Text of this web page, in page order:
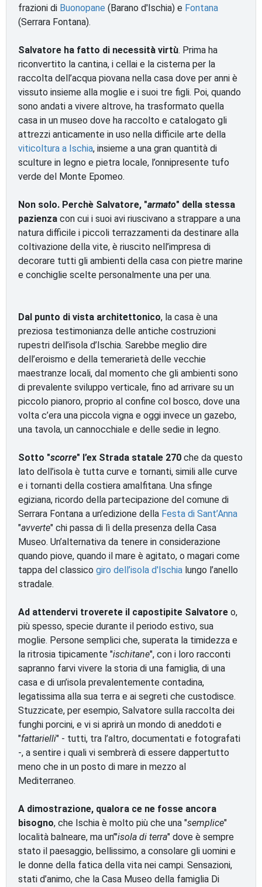
frazioni di Buonopane (Barano d'Ischia) e Fontana
(Serrara Fontana).
Salvatore ha fatto di necessità virtù. Prima ha
riconvertito la cantina, i cellai e la cisterna per la
raccolta dell’acqua piovana nella casa dove per anni è
vissuto insieme alla moglie e i suoi tre figli. Poi, quando
sono andati a vivere altrove, ha trasformato quella
casa in un museo dove ha raccolto e catalogato gli
attrezzi anticamente in uso nella difficile arte della
viticoltura a Ischia, insieme a una gran quantità di
sculture in legno e pietra locale, l’onnipresente tufo
verde del Monte Epomeo.
Non solo. Perchè Salvatore, "armato" della stessa
pazienza con cui i suoi avi riuscivano a strappare a una
natura difficile i piccoli terrazzamenti da destinare alla
coltivazione della vite, è riuscito nell’impresa di
decorare tutti gli ambienti della casa con pietre marine
e conchiglie scelte personalmente una per una.
Dal punto di vista architettonico, la casa è una
preziosa testimonianza delle antiche costruzioni
rupestri dell’isola d’Ischia. Sarebbe meglio dire
dell’eroismo e della temerarietà delle vecchie
maestranze locali, dal momento che gli ambienti sono
di prevalente sviluppo verticale, fino ad arrivare su un
piccolo pianoro, proprio al confine col bosco, dove una
volta c’era una piccola vigna e oggi invece un gazebo,
una tavola, un cannocchiale e delle sedie in legno.
Sotto "scorre" l’ex Strada statale 270 che da questo
lato dell’isola è tutta curve e tornanti, simili alle curve
e i tornanti della costiera amalfitana. Una sfinge
egiziana, ricordo della partecipazione del comune di
Serrara Fontana a un’edizione della Festa di Sant’Anna
"avverte" chi passa di lì della presenza della Casa
Museo. Un’alternativa da tenere in considerazione
quando piove, quando il mare è agitato, o magari come
tappa del classico giro dell’isola d'Ischia lungo l’anello
stradale.
Ad attendervi troverete il capostipite Salvatore o,
più spesso, specie durante il periodo estivo, sua
moglie. Persone semplici che, superata la timidezza e
la ritrosia tipicamente "ischitane", con i loro racconti
sapranno farvi vivere la storia di una famiglia, di una
casa e di un’isola prevalentemente contadina,
legatissima alla sua terra e ai segreti che custodisce.
Stuzzicate, per esempio, Salvatore sulla raccolta dei
funghi porcini, e vi si aprirà un mondo di aneddoti e
"fattarielli" - tutti, tra l’altro, documentati e fotografati
-, a sentire i quali vi sembrerà di essere dappertutto
meno che in un posto di mare in mezzo al
Mediterraneo.
A dimostrazione, qualora ce ne fosse ancora
bisogno, che Ischia è molto più che una "semplice"
località balneare, ma un’"isola di terra" dove è sempre
stato il paesaggio, bellissimo, a consolare gli uomini e
le donne della fatica della vita nei campi. Sensazioni,
stati d’animo, che la Casa Museo della famiglia Di